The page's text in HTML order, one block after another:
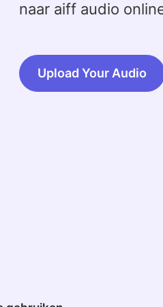
naar aiff audio
Upload Your Audio